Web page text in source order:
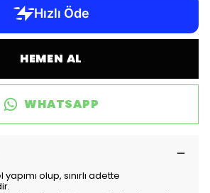
HEMEN AL
WHATSAPP
olup, sınırlı adette